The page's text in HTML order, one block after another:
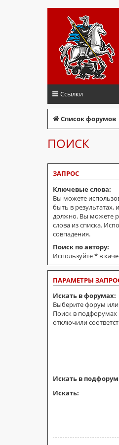
Ссылки
Список форумов
ПОИСК
ЗАПРОС
Ключевые слова:
Вы можете
быть в результатах, и
должно. Вы можете
слова из списка.
совпадения.
Поиск по автору:
Используйте * в
ПАРАМЕТРЫ
Искать в форумах:
Выберите форум
Поиск в подфорумах
отключили
Искать в
Искать: